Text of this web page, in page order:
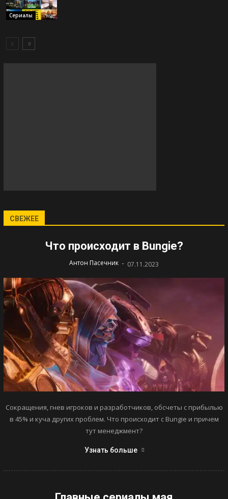
Сериалы
СВЕЖЕЕ
Что происходит в Bungie?
Антон Пасечник - 07.11.2023
Сокращения, гнев игроков и разработчиков, обсчеты с прибылью
в 45% и куча других проблем. Что происходит с Bungie и причем
тут менеджмент?
Узнать больше